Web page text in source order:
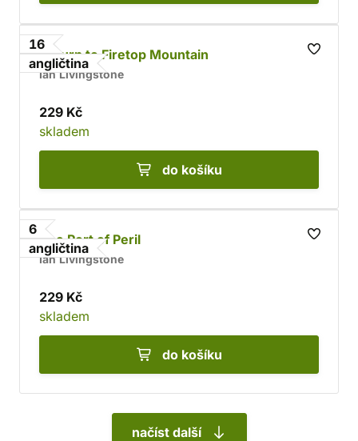
16
angličtina
Return to Firetop Mountain
Ian Livingstone
229 Kč
skladem
do košíku
6
angličtina
The Port of Peril
Ian Livingstone
229 Kč
skladem
do košíku
načíst další